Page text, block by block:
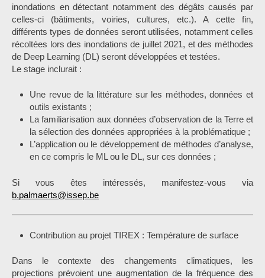
inondations en détectant notamment des dégâts causés par
celles-ci (bâtiments, voiries, cultures, etc.). A cette fin,
différents types de données seront utilisées, notamment celles
récoltées lors des inondations de juillet 2021, et des méthodes
de Deep Learning (DL) seront développées et testées.
Le stage inclurait :
Une revue de la littérature sur les méthodes, données et
outils existants ;
La familiarisation aux données d’observation de la Terre et
la sélection des données appropriées à la problématique ;
L’application ou le développement de méthodes d’analyse,
en ce compris le ML ou le DL, sur ces données ;
Si vous êtes intéressés, manifestez-vous via
b.palmaerts@issep.be
Contribution au projet TIREX : Température de surface
Dans le contexte des changements climatiques, les
projections prévoient une augmentation de la fréquence des